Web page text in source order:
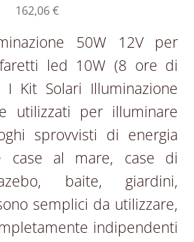
162,06€
50W 12V per
led 10W (8 ore di
I Kit Solari Illuminazione
utilizzati per illuminare
sprovvisti di energia
case al mare, case di
baite, giardini,
semplici da utilizzare,
indipendenti